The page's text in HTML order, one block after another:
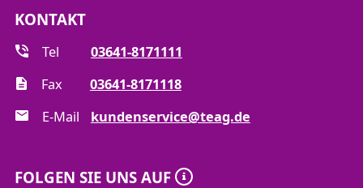
KONTAKT
Tel
03641-8171111
Fax
03641-8171118
E-Mail
kundenservice@teag.de
FOLGEN SIE UNS AUF